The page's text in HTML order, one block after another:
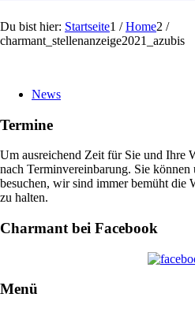
Du bist hier: Startseite1 / Home2 /
charmant_stellenanzeige2021_azubis
News
Termine
Um ausreichend Zeit für Sie und Ihre
nach Terminvereinbarung. Sie können
besuchen, wir sind immer bemüht die
zu halten.
Charmant bei Facebook
Menü